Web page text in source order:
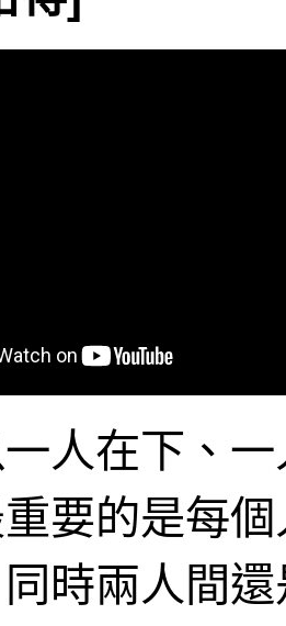
人在下、
要的是每
時兩人間